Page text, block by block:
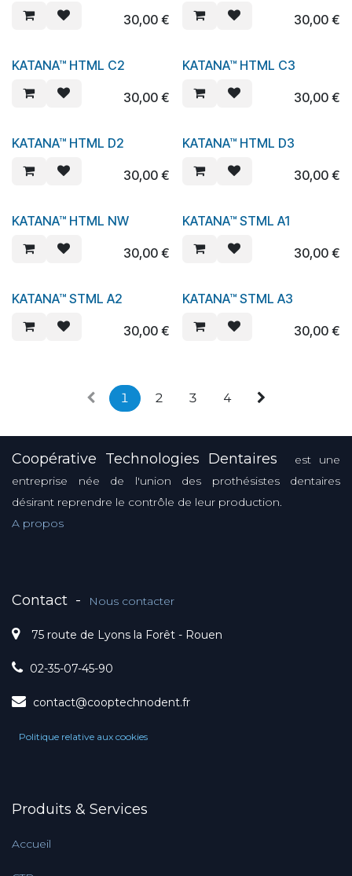
30,00€ 30,00€
KATANA™ HTML C2
30,00€
KATANA™ HTML C3
30,00€
KATANA™ HTML D2
30,00€
KATANA™ HTML D3
30,00€
KATANA™ HTML NW
30,00€
KATANA™ STML A1
30,00€
KATANA™ STML A2
30,00€
KATANA™ STML A3
30,00€
1 2 3 4
Coopérative Technologies Dentaires
est une
entreprise née de l'union des prothésistes dentaires
désirant reprendre le contrôle de leur production.
A propos
Contact - Nous contacter
75 route de Lyons la Forêt - Rouen
02-35-07-45-90
contact@cooptechnodent.fr
Politique relative aux cookies
Produits & Services
Accueil